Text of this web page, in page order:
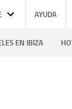
AYUDA
EN IBIZA